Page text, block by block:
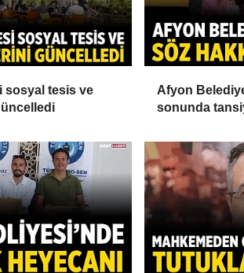
sosyal tesis ve
Afyon
sonunda